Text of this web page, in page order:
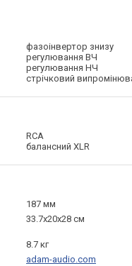
фазоінвертор знизу
регулювання ВЧ
регулювання НЧ
стрічковий
RCA
балансний XLR
187 мм
33.7x20x28 см
8.7 кг
adam-audio.com